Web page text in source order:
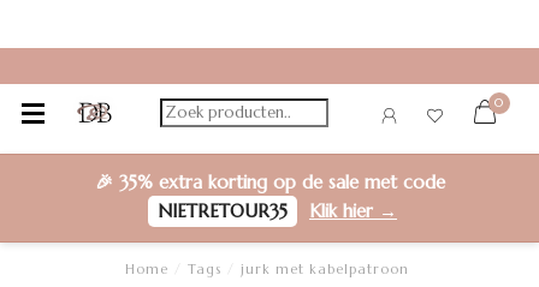
0
🎉 35% extra kortingop de sale met code
NIETRETOUR35
Klik hier →
Home Tags jurk met kabelpatroon